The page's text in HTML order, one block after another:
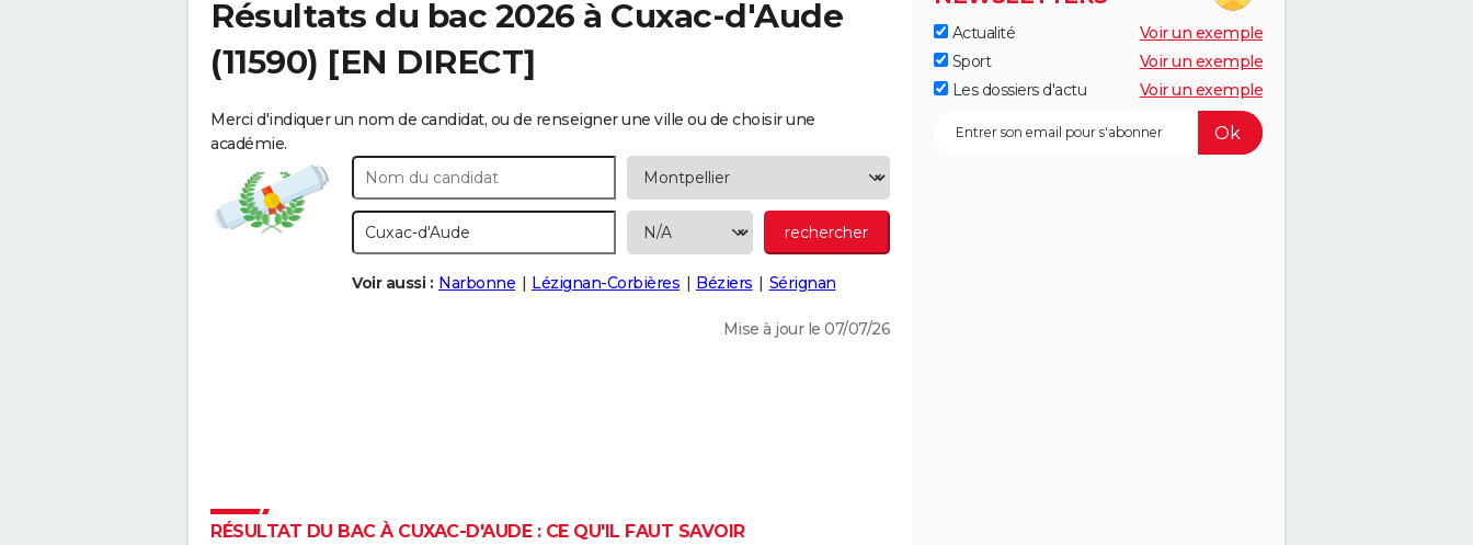
Résultats du bac 2026 à Cuxac-d'Aude
(11590) [EN DIRECT]
Merci d'indiquer un nom de candidat, ou de renseigner une ville ou de choisir une
académie.
Voir aussi : Narbonne Lézignan-Corbières Béziers Sérignan
Mise à jour le 07/07/26
RÉSULTAT DU BAC À CUXAC-D'AUDE : CE QU'IL FAUT SAVOIR
Actualité
Voir un exemple
Sport
Voir un exemple
Les dossiers d'actu
Voir un exemple